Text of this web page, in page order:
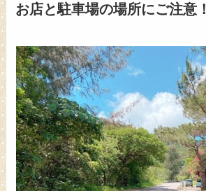
お店と駐車場の場所にご注意！